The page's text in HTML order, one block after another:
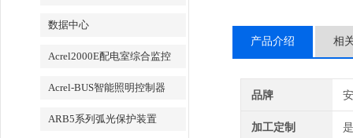
数据中心
Acrel2000E配电室综合监控
Acrel-BUS智能照明控制器
ARB5系列弧光保护装置
产品介绍 相
品牌
加工定制 是